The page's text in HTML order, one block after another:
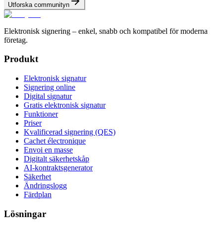
Utforska communityn
Elektronisk signering – enkel, snabb och kompatibel för moderna
företag.
Produkt
Elektronisk signatur
Signering online
Digital signatur
Gratis elektronisk signatur
Funktioner
Priser
Kvalificerad signering (QES)
Cachet électronique
Envoi en masse
Digitalt säkerhetskåp
AI-kontraktsgenerator
Säkerhet
Ändringslogg
Färdplan
Lösningar